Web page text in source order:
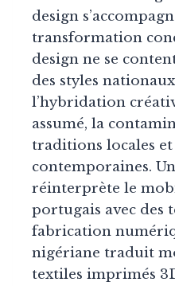
design
transformation
design ne se
des styles
l’hybridation
assumé, la
traditions locales
contemporaines.
réinterprète le
portugais avec des
fabrication
nigériane traduit
textiles imprimés